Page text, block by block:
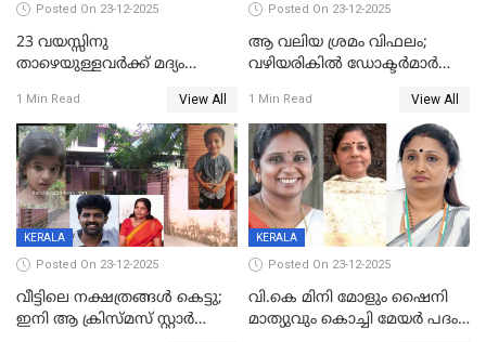
Posted On 23-12-2025
23 വയസ്സിനു
താഴെയുള്ളവർക്ക് മദ്യം
നടപടി;സ്ഥാപനങ്ങൾക്കെതിരെ
രണ്ട് കേസുകൾ
1 Min Read View All
Posted On 23-12-2025
ആ വലിയ ശ്രമം വിഫലം;
വഴിയരികില്‍ ‌ഡോക്ടര്‍മാര്‍
മരണത്തിന് കീഴടങ്ങി
1 Min Read View All
KERALA
Posted On 23-12-2025
വീട്ടിലെ നക്ഷത്രങ്ങൾ കെട്ടു;
ഇനി ആ ക്രിസ്മസ് സ്റ്റാർ
KERALA
Posted On 23-12-2025
വി.കെ മിനി മോളും ഷൈനി
മാത്യുവും കൊച്ചി മേയർ പദം